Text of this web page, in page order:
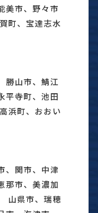
美市、野々市
町、宝達志水
勝山市、鯖江
平寺町、池田
浜町、おおい
、関市、中津
那市、美濃加
山県市、瑞穂